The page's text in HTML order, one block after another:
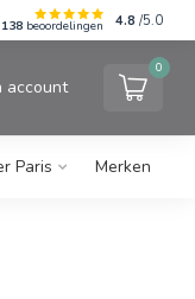
138 beoordelingen 4.8 /5.0
account
0
Paris Merken